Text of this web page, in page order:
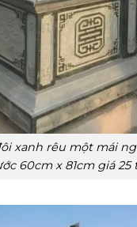
xanh rêu một mái
60cm x 81cm giá 25